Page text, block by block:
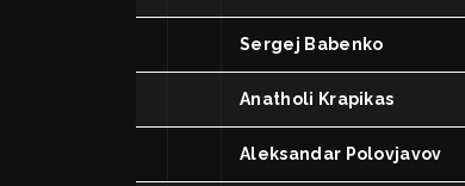
News
Allenatori
Sergej Babenko
Anatholi Krapikas
Aleksandar Polovjavov